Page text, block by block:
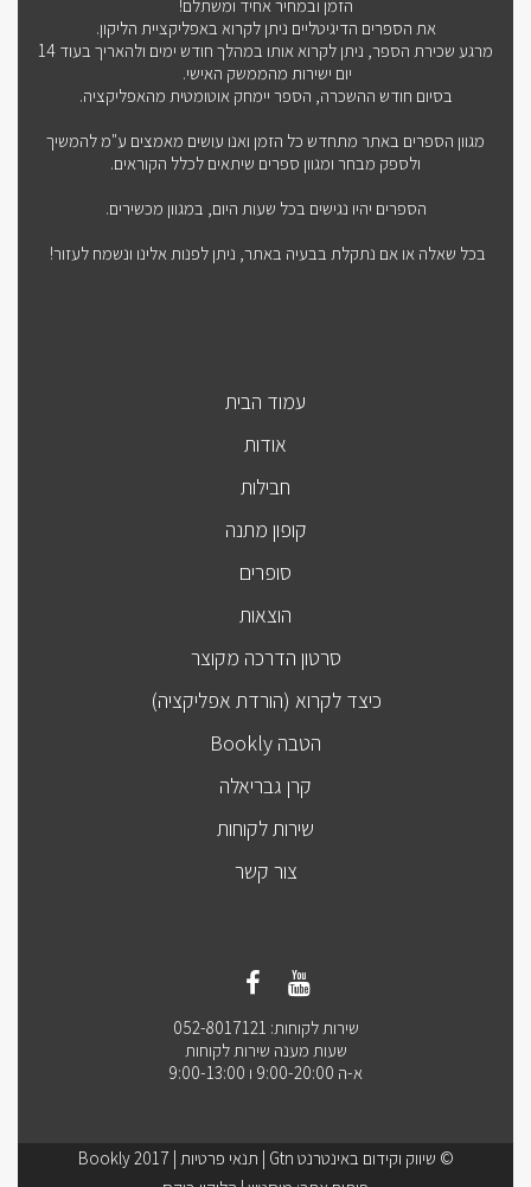
הזמן ובמחיר אחיד ומשתלם!
את הספרים הדיגיטליים ניתן לקרוא באפליקציית הליקון.
מרגע שכירת הספר, ניתן לקרוא אותו במהלך חודש ימים ולהאריך בעוד 14
יום ישירות מהממשק האישי.
בסיום חודש ההשכרה, הספר יימחק אוטומטית מהאפליקציה.
מגוון הספרים באתר מתחדש כל הזמן ואנו עושים מאמצים ע"מ להמשיך
ולספק מבחר ומגוון ספרים שיתאים לכלל הקוראים.
הספרים יהיו נגישים בכל שעות היום, במגוון מכשירים.
בכל שאלה או אם נתקלת בבעיה באתר, ניתן לפנות אלינו ונשמח לעזור!
עמוד הבית
אודות
חבילות
קופון מתנה
סופרים
הוצאות
סרטון הדרכה מקוצר
כיצד לקרוא (הורדת אפליקציה)
הטבה Bookly
קרן גבריאלה
שירות לקוחות
צור קשר
שירות לקוחות: 052-8017121
שעות מענה שירות לקוחות
א-ה 9:00-20:00 ו 9:00-13:00
© שיווק וקידום באינטרנט Gtn | תנאי פרטיות | Bookly 2017